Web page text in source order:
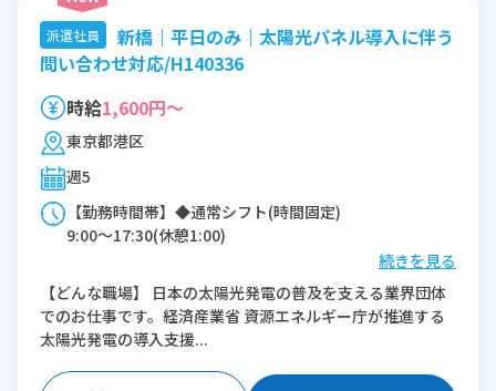
派遣社員
新橋｜平日のみ｜太陽光パネル導入に伴う
問い合わせ対応/H140336
時給1,600円～
東京都港区
週5
【勤務時間帯】◆通常シフト(時間固定)
9:00〜17:30(休憩1:00)
※残業：0〜2時間程度/月
続きを見る
【どんな職場】 日本の太陽光発電の普及を支える業界団体
でのお仕事です。経済産業省 資源エネルギー庁が推進する
太陽光発電の導入支援...